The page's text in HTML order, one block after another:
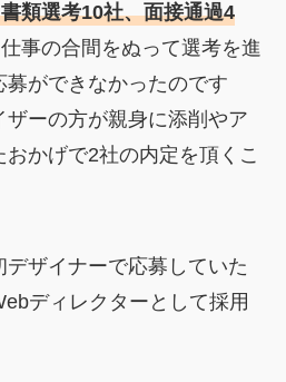
書類選考10社、面接通過4
事の合間をぬって選考を進
ができなかったのです
ーの方が親身に添削やア
おかげで2社の内定を頂くこ
デザイナーで応募していた
ディレクターとして採用